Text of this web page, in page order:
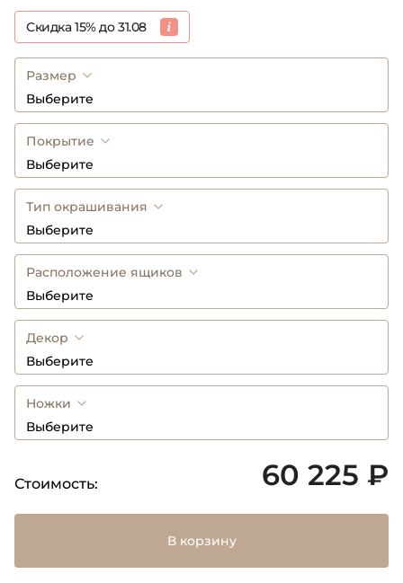
Скидка 15% до 31.08
Размер
Выберите
Покрытие
Выберите
Тип окрашивания
Выберите
Расположение ящиков
Выберите
Декор
Выберите
Ножки
Выберите
Стоимость: 60 225 ₽
В корзину